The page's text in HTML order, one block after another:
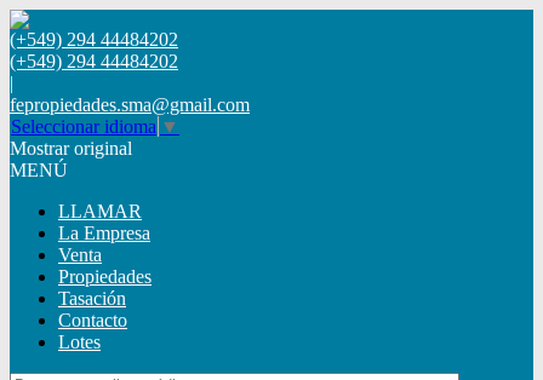
(+549) 294 44484202
(+549) 294 44484202
|
fepropiedades.sma@gmail.com
Seleccionar idioma ▼
Mostrar original
MENÚ
LLAMAR
La Empresa
Venta
Propiedades
Tasación
Contacto
Lotes